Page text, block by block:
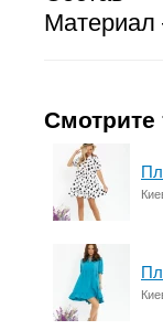
Смотрите